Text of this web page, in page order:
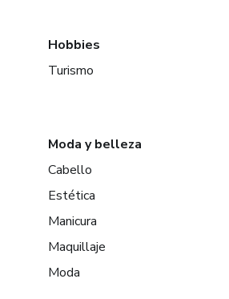
Hobbies
Turismo
Moda y belleza
Cabello
Estética
Manicura
Maquillaje
Moda